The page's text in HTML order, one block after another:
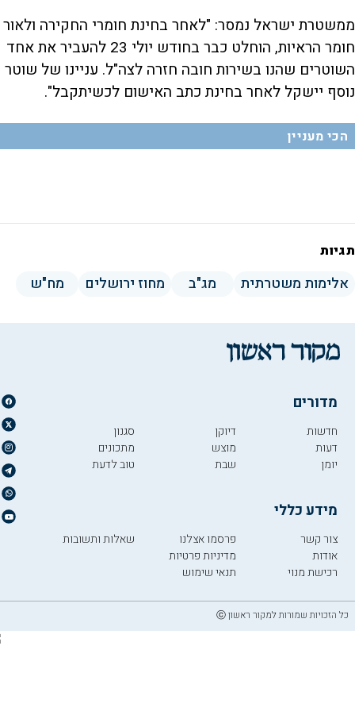
ממשטרת ישראל נמסר: "לאחר בחינת חומרי החקירה ולאור
חומר הראיות, הוחלט כבר בחודש יולי 23 להעביר את אחד
השוטרים שהנו בשירות חובה חזרה לצה"ל. עניינו של שוטר
נוסף יישקל לאחר בחינת כתב האישום לכשיתקבל".
הכי מעניין
תגיות
אלימות משטרתית מג"ב מחוז ירושלים מח"ש
מדורים
חדשות
דעות
יומן
דיוקן
מוצש
שבת
סגנון
מתכונים
טוב לדעת
מידע כללי
צור קשר
אודות
רכישת מנוי
פרסמו אצלנו
מדיניות פרטיות
תנאי שימוש
שאלות ותשובות
כל הזכויות שמורות למקור ראשון ⓒ